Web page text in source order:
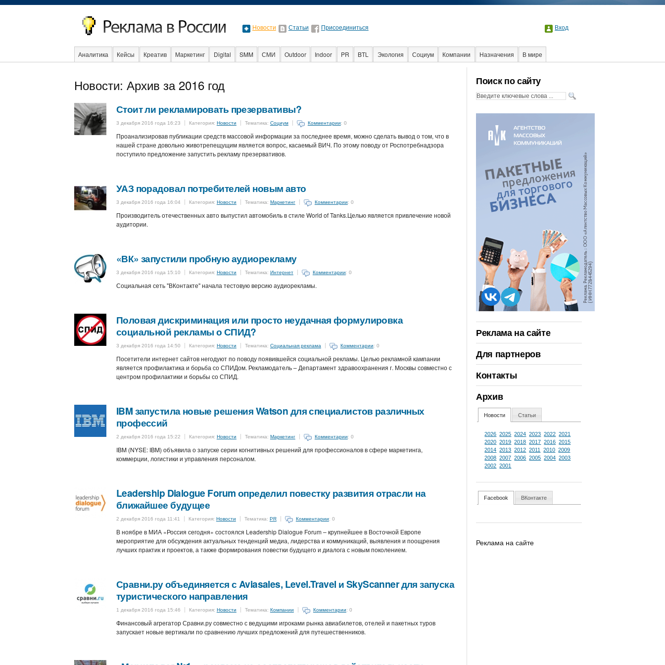
Новости Статьи Присоединиться Вход
Аналитика Кейсы Креатив Маркетинг Digital SMM СМИ Outdoor Indoor PR BTL Экология Социум Компании Назначения
В мире
Поиск по сайту
Реклама на сайте
Для партнеров
Контакты
Архив
Новости Статьи
2026 2025 2024 2023 2022 2021
2020 2019 2018 2017 2016 2015
2014 2013 2012 2011 2010 2009
2008 2007 2006 2005 2004 2003
2002 2001
Facebook ВКонтакте
Реклама на сайте
Новости: Архив за 2016 год
Стоит ли рекламировать презервативы?
3 декабря 2016 года 16:23 Категория: Новости Тематика: Социум Комментарии: 0
Проанализировав публикации средств массовой информации за последнее время, можно сделать вывод о том, что в
нашей стране довольно животрепещущим является вопрос, касаемый ВИЧ. По этому поводу от Роспотребнадзора
поступило предложение запустить рекламу презервативов.
УАЗ порадовал потребителей новым авто
3 декабря 2016 года 16:04 Категория: Новости Тематика: Маркетинг Комментарии: 0
Производитель отечественных авто выпустил автомобиль в стиле World of Tanks.Целью является привлечение новой
аудитории.
«ВК» запустили пробную аудиорекламу
3 декабря 2016 года 15:10 Категория: Новости Тематика: Интернет Комментарии: 0
Социальная сеть "ВКонтакте" начала тестовую версию аудиорекламы.
Половая дискриминация или просто неудачная формулировка
социальной рекламы о СПИД?
3 декабря 2016 года 14:50 Категория: Новости Тематика: Социальная реклама Комментарии: 0
Посетители интернет сайтов негодуют по поводу появившейся социальной рекламы. Целью рекламной кампании
является профилактика и борьба со СПИДом. Рекламодатель – Департамент здравоохранения г. Москвы совместно с
центром профилактики и борьбы со СПИД.
IBM запустила новые решения Watson для специалистов различных
профессий
2 декабря 2016 года 15:22 Категория: Новости Тематика: Маркетинг Комментарии: 0
IBM (NYSE: IBM) объявила о запуске серии когнитивных решений для профессионалов в сфере маркетинга,
коммерции, логистики и управления персоналом.
Leadership Dialogue Forum определил повестку развития отрасли на
ближайшее будущее
2 декабря 2016 года 11:41 Категория: Новости Тематика: PR Комментарии: 0
В ноябре в МИА «Россия сегодня» состоялся Leadership Dialogue Forum – крупнейшее в Восточной Европе
мероприятие для обсуждения актуальных тенденций медиа, лидерства и коммуникаций, выявления и поощрения
лучших практик и проектов, а также формирования повестки будущего и диалога с новым поколением.
Сравни.ру объединяется с Aviasales, Level.Travel и SkyScanner для запуска
туристического направления
1 декабря 2016 года 15:46 Категория: Новости Тематика: Компании Комментарии: 0
Финансовый агрегатор Сравни.ру совместно с ведущими игроками рынка авиабилетов, отелей и пакетных туров
запускает новые вертикали по сравнению лучших предложений для путешественников.